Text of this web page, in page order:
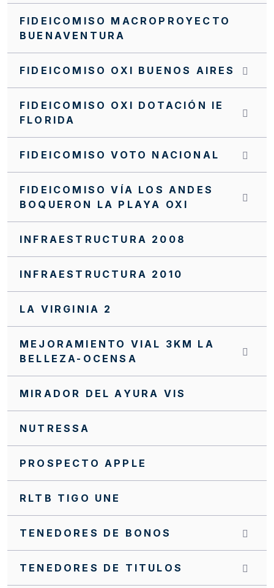
INVITACIÓN CERRADA SC0175 FFIE 2025
INVITACIÓN CERRADA SC0170 FFIE 2025
INVITACIÓN CERRADA SC0166 FFIE 2025
INVITACIÓN CERRADA SC0163 FFIE 2025
INVITACIÓN CERRADA SC0162 FFIE 2025
INVITACIÓN CERRADA SC0158 FFIE 2025
INVITACIÓN CERRADA SC0155 FFIE 2025
INVITACIÓN CERRADA SC0152 FFIE 2025
INVITACIÓN CERRADA SC0139 FFIE 2025
INVITACIÓN CERRADA SC0138 FFIE 2025
INVITACIÓN CERRADA SC0137 FFIE 2025
INVITACIÓN CERRADA SC0129 FFIE 2025
INVITACIÓN CERRADA SC0120 FFIE 2025
INVITACIÓN CERRADA SC0074 FFIE 2023
INVITACIÓN CERRADA FFIE No. 084 DE 2023
FIDEICOMISO MACROPROYECTO
BUENAVENTURA
FIDEICOMISO OXI BUENOS AIRES
FIDEICOMISO OXI DOTACIÓN IE
FLORIDA
FIDEICOMISO VOTO NACIONAL
FIDEICOMISO VÍA LOS ANDES
BOQUERON LA PLAYA OXI
INFRAESTRUCTURA 2008
INFRAESTRUCTURA 2010
LA VIRGINIA 2
MEJORAMIENTO VIAL 3KM LA
BELLEZA-OCENSA
MIRADOR DEL AYURA VIS
NUTRESSA
PROSPECTO APPLE
RLTB TIGO UNE
TENEDORES DE BONOS
TENEDORES DE TITULOS